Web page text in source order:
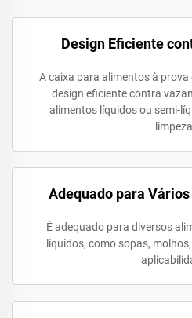
Design Eficiente
A caixa para alimentos à
design eficiente contra
alimentos líquidos ou semi-
Adequado para
É adequado para diversos
líquidos, como sopas,